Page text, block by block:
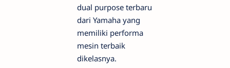
dual purpose terbaru
dari Yamaha yang
memiliki performa
mesin terbaik
dikelasnya.